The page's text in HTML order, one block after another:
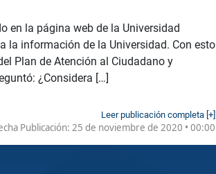
en la página web de la Universidad
la información de la Universidad. Con esto
Plan de Atención al Ciudadano y
¿Considera […]
Leer publicación completa [+]
Publicación: 25 de noviembre de 2020 • 00:00